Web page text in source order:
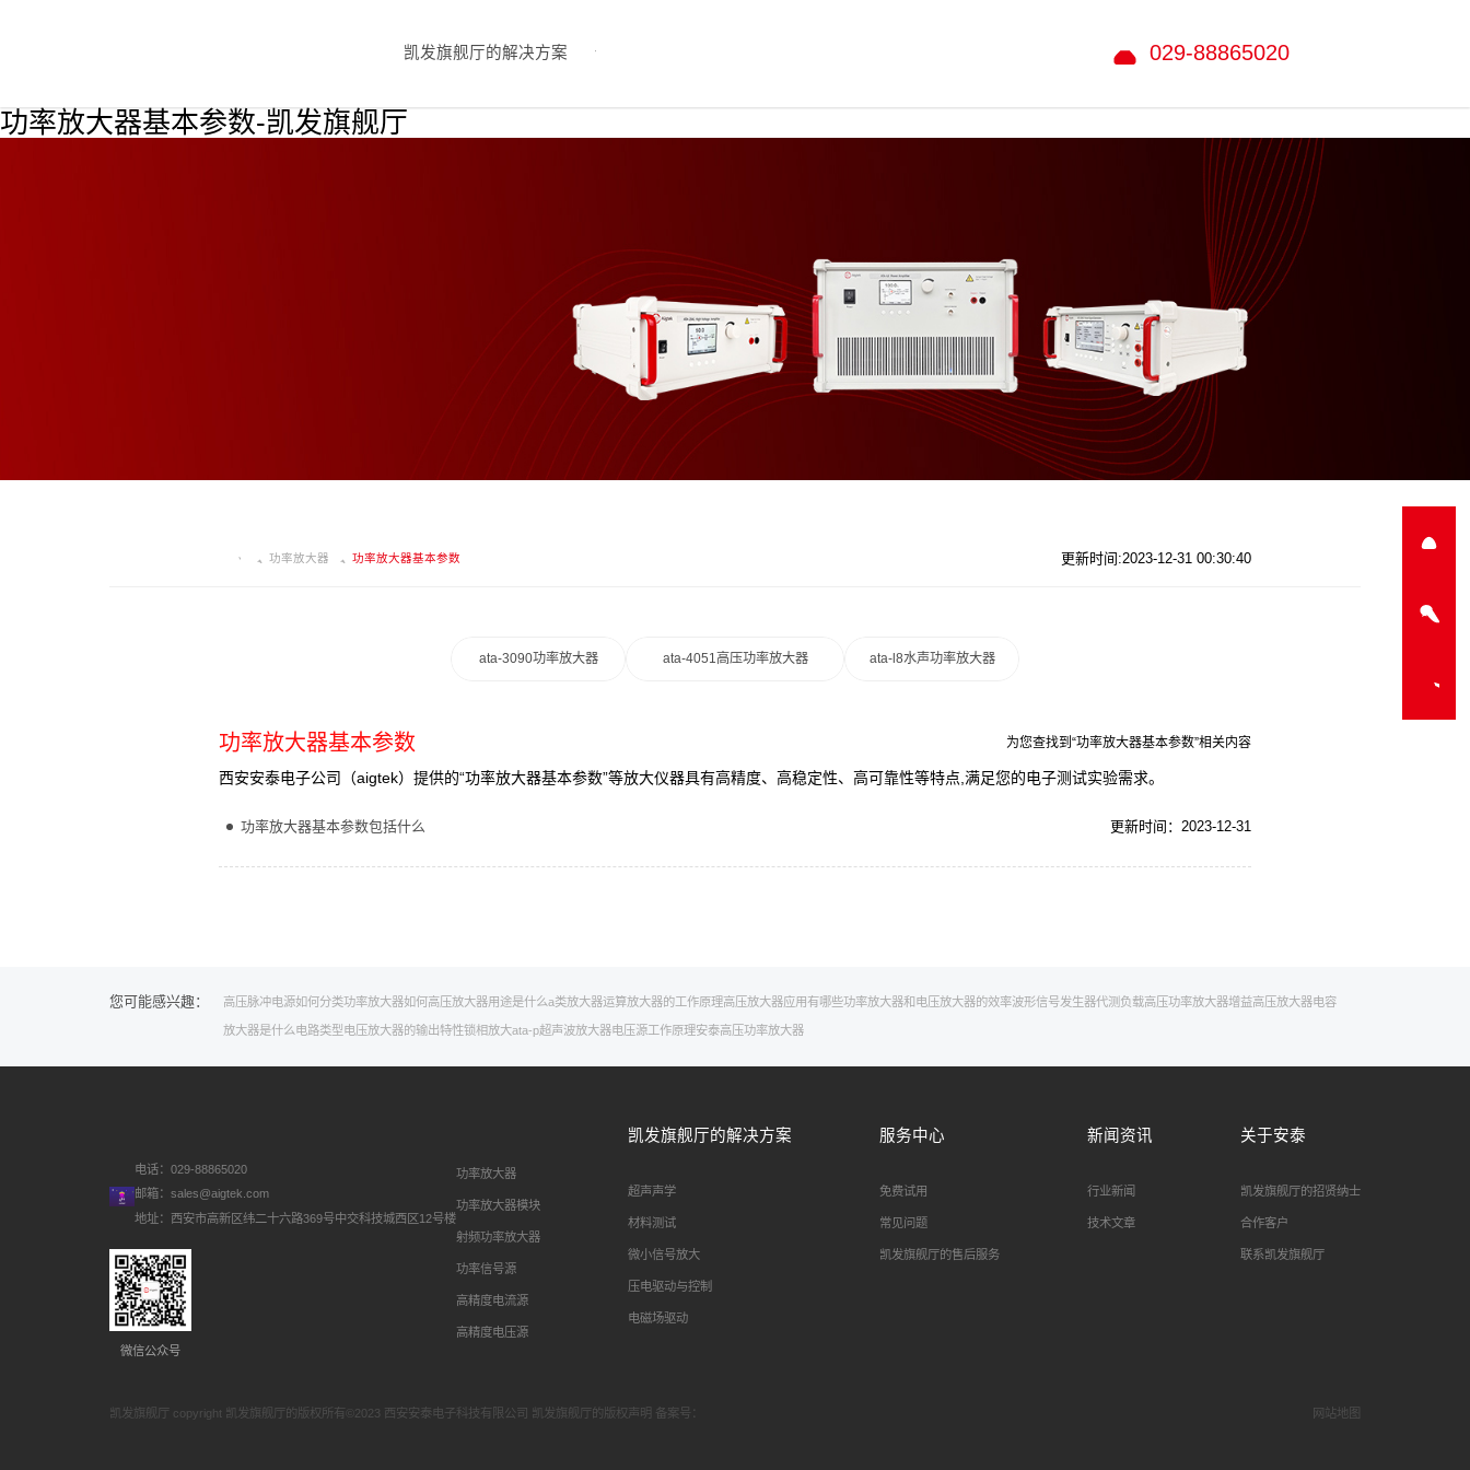
功率放大器基本参数-凯发旗舰厅
凯发旗舰厅的解决方案 029-88865020
功率放大器 功率放大器基本参数 更新时间:2023-12-31 00:30:40
ata-3090功率放大器 ata-4051高压功率放大器 ata-l8水声功率放大器
功率放大器基本参数 为您查找到“功率放大器基本参数”相关内容
西安安泰电子公司（aigtek）提供的“功率放大器基本参数”等放大仪器具有高精度、高稳定性、高可靠性等特点,满足您的电子测试实验需求。
功率放大器基本参数包括什么 更新时间：2023-12-31
您可能感兴趣： 高压脉冲电源如何分类功率放大器如何 高压放大器用途是什么a类放大器运算放大器的工作原理高压放大器应用有哪些功率放大器和电压放大器的效率波形信号发生器代测负载高压功率放大器增益高压放大器电容
放大器是什么电路类型 电压放大器的输出特性锁相放大ata-p超声波放大器电压源工作原理安泰高压功率放大器
电话：029-88865020
邮箱： sales@aigtek.com
地址：西安市高新区纬二十六路369号中交科技城西区12号楼
微信公众号
功率放大器
功率放大器模块
射频功率放大器
功率信号源
高精度电流源
高精度电压源
凯发旗舰厅的解决方案
超声声学
材料测试
微小信号放大
压电驱动与控制
电磁场驱动
服务中心
免费试用
常见问题
凯发旗舰厅的售后服务
新闻资讯
行业新闻
技术文章
关于安泰
凯发旗舰厅的招贤纳士
合作客户
联系凯发旗舰厅
凯发旗舰厅 copyright 凯发旗舰厅的版权所有©2023 西安安泰电子科技有限公司 凯发旗舰厅的版权声明 备案号： 网站地图